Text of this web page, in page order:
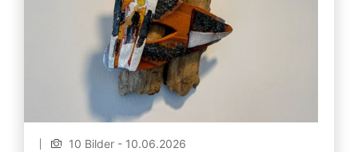
10 Bilder - 10.06.2026